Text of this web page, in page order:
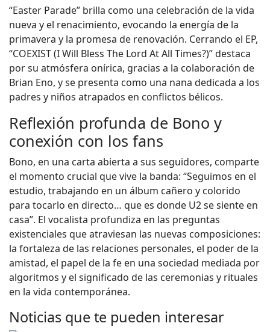
“Easter Parade” brilla como una celebración de la vida
nueva y el renacimiento, evocando la energía de la
primavera y la promesa de renovación. Cerrando el EP,
“COEXIST (I Will Bless The Lord At All Times?)” destaca
por su atmósfera onírica, gracias a la colaboración de
Brian Eno, y se presenta como una nana dedicada a los
padres y niños atrapados en conflictos bélicos.
Reflexión profunda de Bono y
conexión con los fans
Bono, en una carta abierta a sus seguidores, comparte
el momento crucial que vive la banda: “Seguimos en el
estudio, trabajando en un álbum cañero y colorido
para tocarlo en directo… que es donde U2 se siente en
casa”. El vocalista profundiza en las preguntas
existenciales que atraviesan las nuevas composiciones:
la fortaleza de las relaciones personales, el poder de la
amistad, el papel de la fe en una sociedad mediada por
algoritmos y el significado de las ceremonias y rituales
en la vida contemporánea.
Noticias que te pueden interesar